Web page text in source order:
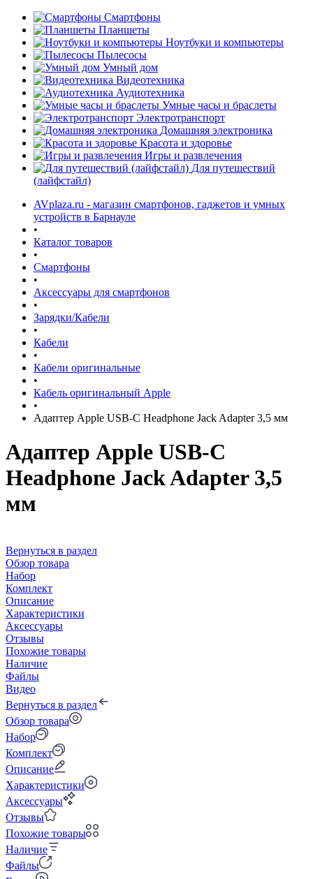
Смартфоны
Планшеты
Ноутбуки и компьютеры
Пылесосы
Умный дом
Видеотехника
Аудиотехника
Умные часы и браслеты
Электротранспорт
Домашняя электроника
Красота и здоровье
Игры и развлечения
Для путешествий
(лайфстайл)
AVplaza.ru - магазин смартфонов, гаджетов и умных
устройств в Барнауле
•
Каталог товаров
•
Смартфоны
•
Аксессуары для смартфонов
•
Зарядки/Кабели
•
Кабели
•
Кабели оригинальные
•
Кабель оригинальный Apple
•
Адаптер Apple USB-C Headphone Jack Adapter 3,5 мм
Адаптер Apple USB-C
Headphone Jack Adapter 3,5
мм
Вернуться в раздел
Обзор товара
Набор
Комплект
Описание
Характеристики
Аксессуары
Отзывы
Похожие товары
Наличие
Файлы
Видео
Вернуться в раздел
Обзор товара
Набор
Комплект
Описание
Характеристики
Аксессуары
Отзывы
Похожие товары
Наличие
Файлы
раз в 2 недели